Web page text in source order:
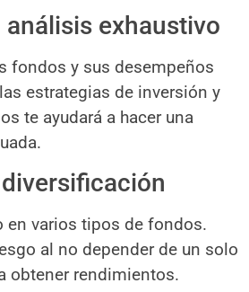
análisis exhaustivo
fondos y sus desempeños
estrategias de inversión y
te ayudará a hacer una
en varios tipos de fondos.
al no depender de un solo
obtener rendimientos.